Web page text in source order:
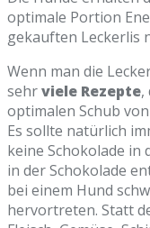
optimale Portion
gekauften Leckerlis
Wenn man die
sehrviele Rezepte,
optimalen Schub
Es sollte natürlich
keine Schokolade in
in der Schokolade
bei einem Hund
hervortreten. Statt